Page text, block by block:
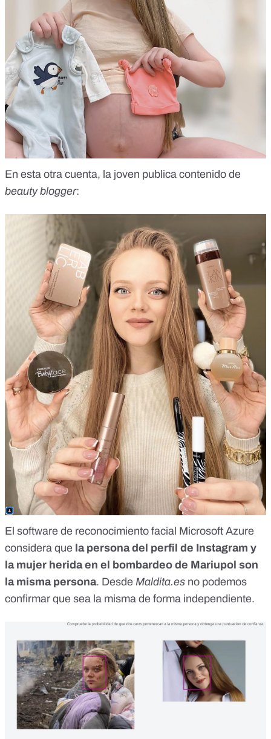
En esta otra cuenta, la joven publica contenido de
beauty blogger:
El software de reconocimiento facial Microsoft Azure
considera que la persona del perfil de Instagram y
la mujer herida en el bombardeo de Mariupol son
la misma persona. Desde Maldita.es no podemos
confirmar que sea la misma de forma independiente.